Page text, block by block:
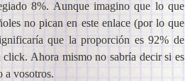
8%. Aunque imagino que lo que
no pican en este enlace (por lo que
que la proporción es 92% de
Ahora mismo no sabría decir si es
a vosotros.